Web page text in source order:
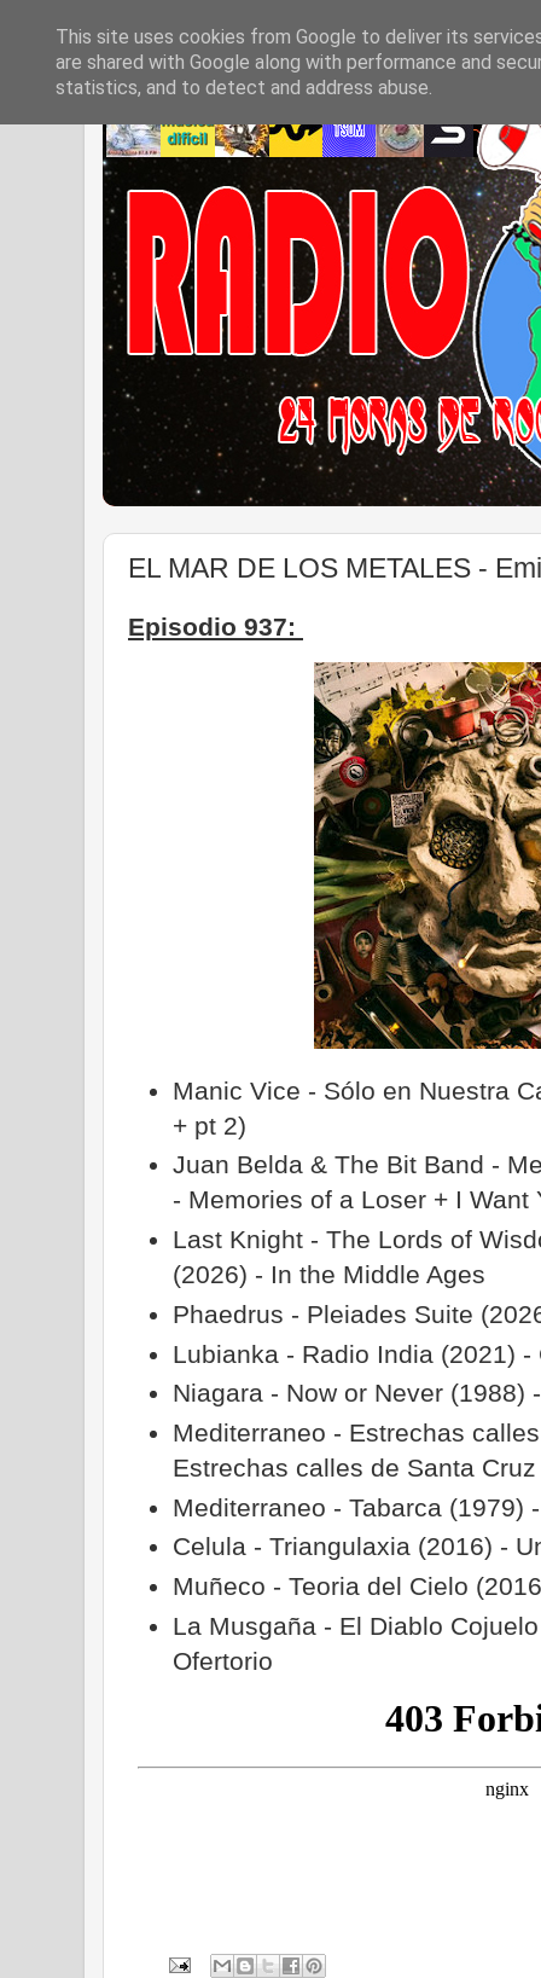
EL MAR DE LOS METALES -
Episodio 937:
Manic Vice - Sólo en Nuestra
+ pt 2)
Juan Belda & The Bit Band -
- Memories of a Loser + I Want
Last Knight - The Lords of
(2026) - In the Middle Ages
Phaedrus - Pleiades Suite
Lubianka - Radio India (2021) -
Niagara - Now or Never (1988)
Mediterraneo - Estrechas
Estrechas calles de Santa Cruz
Mediterraneo - Tabarca (1979)
Celula - Triangulaxia (2016) -
Muñeco - Teoria del Cielo
La Musgaña - El Diablo
Ofertorio
This site uses cookies from Google to deliver its
are shared with Google along with performance and
statistics, and to detect and address abuse.